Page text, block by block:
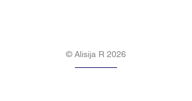
© Alisija R 2026